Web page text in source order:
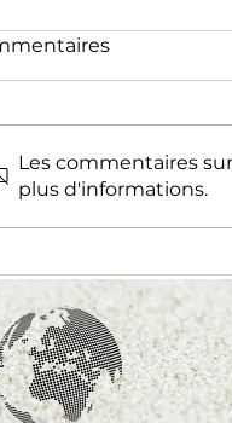
pointillisme :
Les commentaires
plus d'informations.